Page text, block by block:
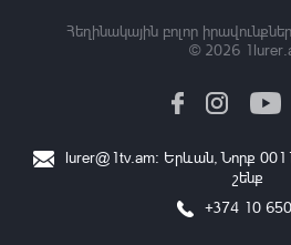
համալիրն է
Իրանցիները չափազանց դժվար
Հայտնաբերվել է անկանոն
համարանիշերով «Նիվա»-ն
Հեղինակային բոլոր
© 2026
lurer@1tv.am։ Երևան, Նորք
շենք
+374 10